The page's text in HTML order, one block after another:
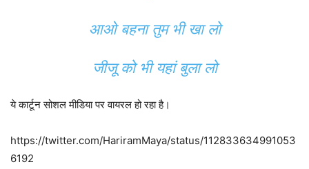
आओ बहना तुम भी खा लो
जीजू को भी यहां बुला लो
ये कार्टून सोशल मीडिया पर वायरल हो रहा है।
https://twitter.com/HariramMaya/status/112833634991053
6192